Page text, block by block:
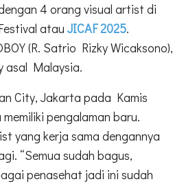
4 orang visual artist di
atau JICAF 2025.
(R. Satrio Rizky Wicaksono),
asal Malaysia.
City, Jakarta pada Kamis
pengalaman baru.
yang kerja sama dengannya
“Semua sudah bagus,
penasehat jadi ini sudah